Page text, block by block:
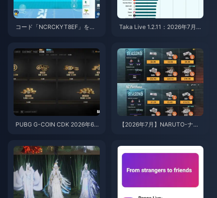
コード「NCRCKYT8EF」を使
Taka Live 1.2.11：2026年7月の
PUBG G-COIN CDK 2026年6
【2026年7月】NARUTO-ナル
格、おすすめパック＆安全なチ
ャージ手順